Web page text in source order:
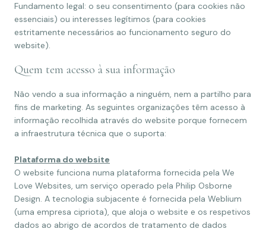
Fundamento legal: o seu consentimento (para cookies não
essenciais) ou interesses legítimos (para cookies
estritamente necessários ao funcionamento seguro do
website).
Quem tem acesso à sua informação
Não vendo a sua informação a ninguém, nem a partilho para
fins de marketing. As seguintes organizações têm acesso à
informação recolhida através do website porque fornecem
a infraestrutura técnica que o suporta:
Plataforma do website
O website funciona numa plataforma fornecida pela We
Love Websites, um serviço operado pela Philip Osborne
Design. A tecnologia subjacente é fornecida pela Weblium
(uma empresa cipriota), que aloja o website e os respetivos
dados ao abrigo de acordos de tratamento de dados